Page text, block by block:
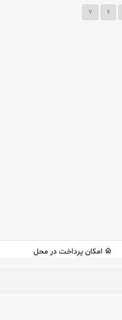
۶ ۷
امکان پرداخت در محل